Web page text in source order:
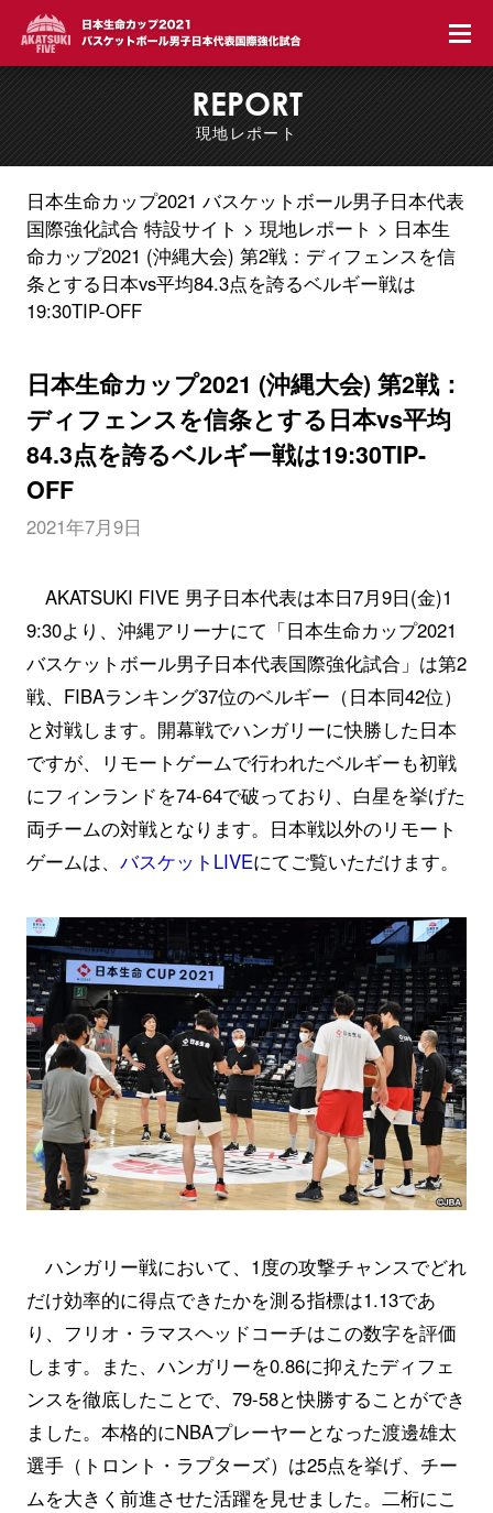
REPORT
現地レポート
日本生命カップ2021 バスケットボール男子日本代表
国際強化試合 特設サイト
現地レポート
日本生
命カップ2021 (沖縄大会) 第2戦：ディフェンスを信
条とする日本vs平均84.3点を誇るベルギー戦は
19:30TIP-OFF
日本生命カップ2021 (沖縄大会) 第2戦：
ディフェンスを信条とする日本vs平均
84.3点を誇るベルギー戦は19:30TIP-
OFF
2021年7月9日
AKATSUKI FIVE 男子日本代表は本日7月9日(金)1
9:30より、沖縄アリーナにて「日本生命カップ2021
バスケットボール男子日本代表国際強化試合」は第2
戦、FIBAランキング37位のベルギー（日本同42位）
と対戦します。開幕戦でハンガリーに快勝した日本
ですが、リモートゲームで行われたベルギーも初戦
にフィンランドを74-64で破っており、白星を挙げた
両チームの対戦となります。日本戦以外のリモート
ゲームは、 バスケットLIVEにてご覧いただけます。
ハンガリー戦において、1度の攻撃チャンスでどれ
だけ効率的に得点できたかを測る指標は1.13であ
り、フリオ・ラマスヘッドコーチはこの数字を評価
します。また、ハンガリーを0.86に抑えたディフェ
ンスを徹底したことで、79-58と快勝することができ
ました。本格的にNBAプレーヤーとなった渡邊雄太
選手（トロント・ラプターズ）は25点を挙げ、チー
ムを大きく前進させた活躍を見せました。二桁にこ